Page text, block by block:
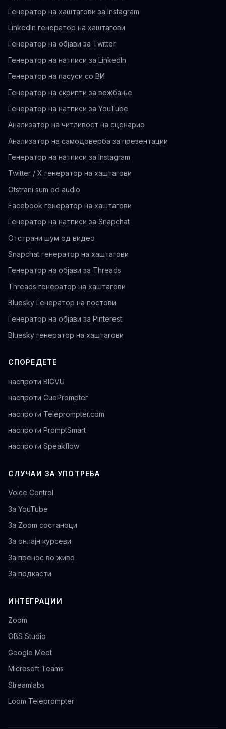
Генератор на хаштагови за Instagram
LinkedIn генератор на хаштагови
Генератор на објави за Twitter
Генератор на натписи за LinkedIn
Генератор на пасуси со ВИ
Генератор на скрипти за вежбање
Генератор на натписи за YouTube
Анализатор на читливост на сценарио
Анализатор на самодоверба за презентации
Генератор на натписи за Instagram
Twitter / X генератор на хаштагови
Otstrani sum od audio
Facebook генератор на хаштагови
Генератор на натписи за Snapchat
Отстрани шум од видео
Snapchat генератор на хаштагови
Генератор на објави за Threads
Threads генератор на хаштагови
Bluesky Генератор на постови
Генератор на објави за Pinterest
Bluesky генератор на хаштагови
СПОРЕДЕТЕ
наспроти BIGVU
наспроти CuePrompter
наспроти Teleprompter.com
наспроти PromptSmart
наспроти Speakflow
СЛУЧАИ ЗА УПОТРЕБА
Voice Control
За YouTube
За Zoom состаноци
За онлајн курсеви
За пренос во живо
За подкасти
ИНТЕГРАЦИИ
Zoom
OBS Studio
Google Meet
Microsoft Teams
Streamlabs
Loom Teleprompter